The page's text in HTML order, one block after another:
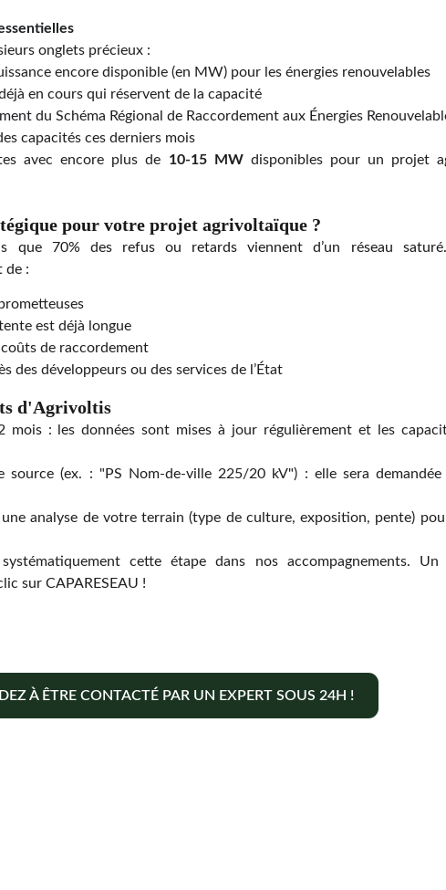
onglets précieux :
encore disponible (en MW) pour les énergies renouvelables
en cours qui réservent de la capacité
du Schéma Régional de Raccordement aux Énergies
capacités ces derniers mois
avec encore plus de 10-15 MWdisponibles pour un projet
pour votre projet agrivoltaïque ?
que 70% des refus ou retards viennent d’un réseau
de :
est déjà longue
de raccordement
des développeurs ou des services de l’État
d'Agrivoltis
mois : les données sont mises à jour régulièrement et les
source (ex. : "PS Nom-de-ville 225/20 kV") : elle sera
analyse de votre terrain (type de culture, exposition, pente)
cette étape dans nos accompagnements.
sur CAPARESEAU !
À ÊTRE CONTACTÉ PAR UN EXPERT SOUS 24H !